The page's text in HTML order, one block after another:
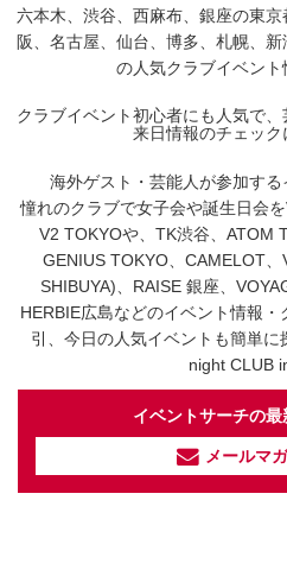
六本木、渋谷、西麻布、銀座の東
阪、名古屋、仙台、博多、札幌、
の人気クラブイベント
クラブイベント初心者にも人気で
来日情報のチェック
海外ゲスト・芸能人が参加する
憧れのクラブで女子会や誕生日会
V2 TOKYOや、TK渋谷、ATOM
GENIUS TOKYO、CAMELOT
SHIBUYA)、RAISE 銀座、
HERBIE広島などのイベント情報
引、今日の人気イベントも簡単
night CLUB
イベントサーチの
メールマ